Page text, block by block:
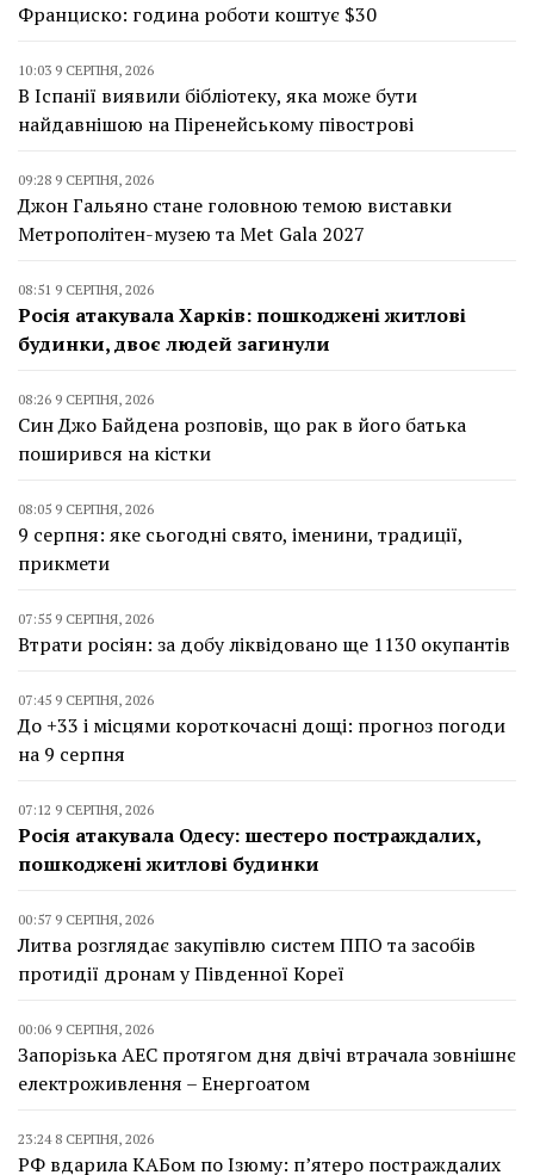
Франциско: година роботи коштує $30
10:03 9 СЕРПНЯ, 2026
В Іспанії виявили бібліотеку, яка може бути
найдавнішою на Піренейському півострові
09:28 9 СЕРПНЯ, 2026
Джон Гальяно стане головною темою виставки
Метрополітен-музею та Met Gala 2027
08:51 9 СЕРПНЯ, 2026
Росія атакувала Харків: пошкоджені житлові
будинки, двоє людей загинули
08:26 9 СЕРПНЯ, 2026
Син Джо Байдена розповів, що рак в його батька
поширився на кістки
08:05 9 СЕРПНЯ, 2026
9 серпня: яке сьогодні свято, іменини, традиції,
прикмети
07:55 9 СЕРПНЯ, 2026
Втрати росіян: за добу ліквідовано ще 1130 окупантів
07:45 9 СЕРПНЯ, 2026
До +33 і місцями короткочасні дощі: прогноз погоди
на 9 серпня
07:12 9 СЕРПНЯ, 2026
Росія атакувала Одесу: шестеро постраждалих,
пошкоджені житлові будинки
00:57 9 СЕРПНЯ, 2026
Литва розглядає закупівлю систем ППО та засобів
протидії дронам у Південної Кореї
00:06 9 СЕРПНЯ, 2026
Запорізька АЕС протягом дня двічі втрачала зовнішнє
електроживлення – Енергоатом
23:24 8 СЕРПНЯ, 2026
РФ вдарила КАБом по Ізюму: п’ятеро постраждалих